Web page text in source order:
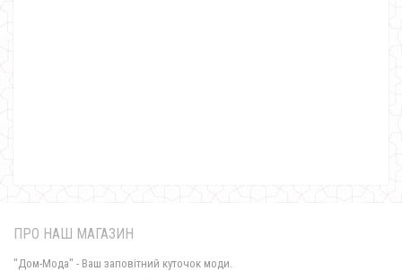
ПРО НАШ МАГАЗИН
"Дом-Мода" - Ваш заповітний куточок моди.